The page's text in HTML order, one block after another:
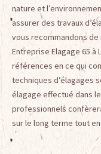
nature et
assurer des travaux
vous recommandons
Entreprise Elagage 65 à
références en ce qui
techniques d’élagages
élagage effectué dans
professionnels
sur le long terme tout